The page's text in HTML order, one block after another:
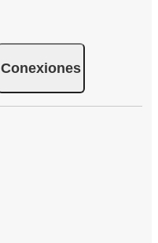
Conexiones